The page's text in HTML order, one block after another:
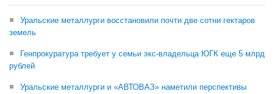
Уральские металлурги восстановили почти две сотни гектаров
земель
Генпрокуратура требует у семьи экс-владельца ЮГК еще 5 млрд
рублей
Уральские металлурги и «АВТОВАЗ» наметили перспективы